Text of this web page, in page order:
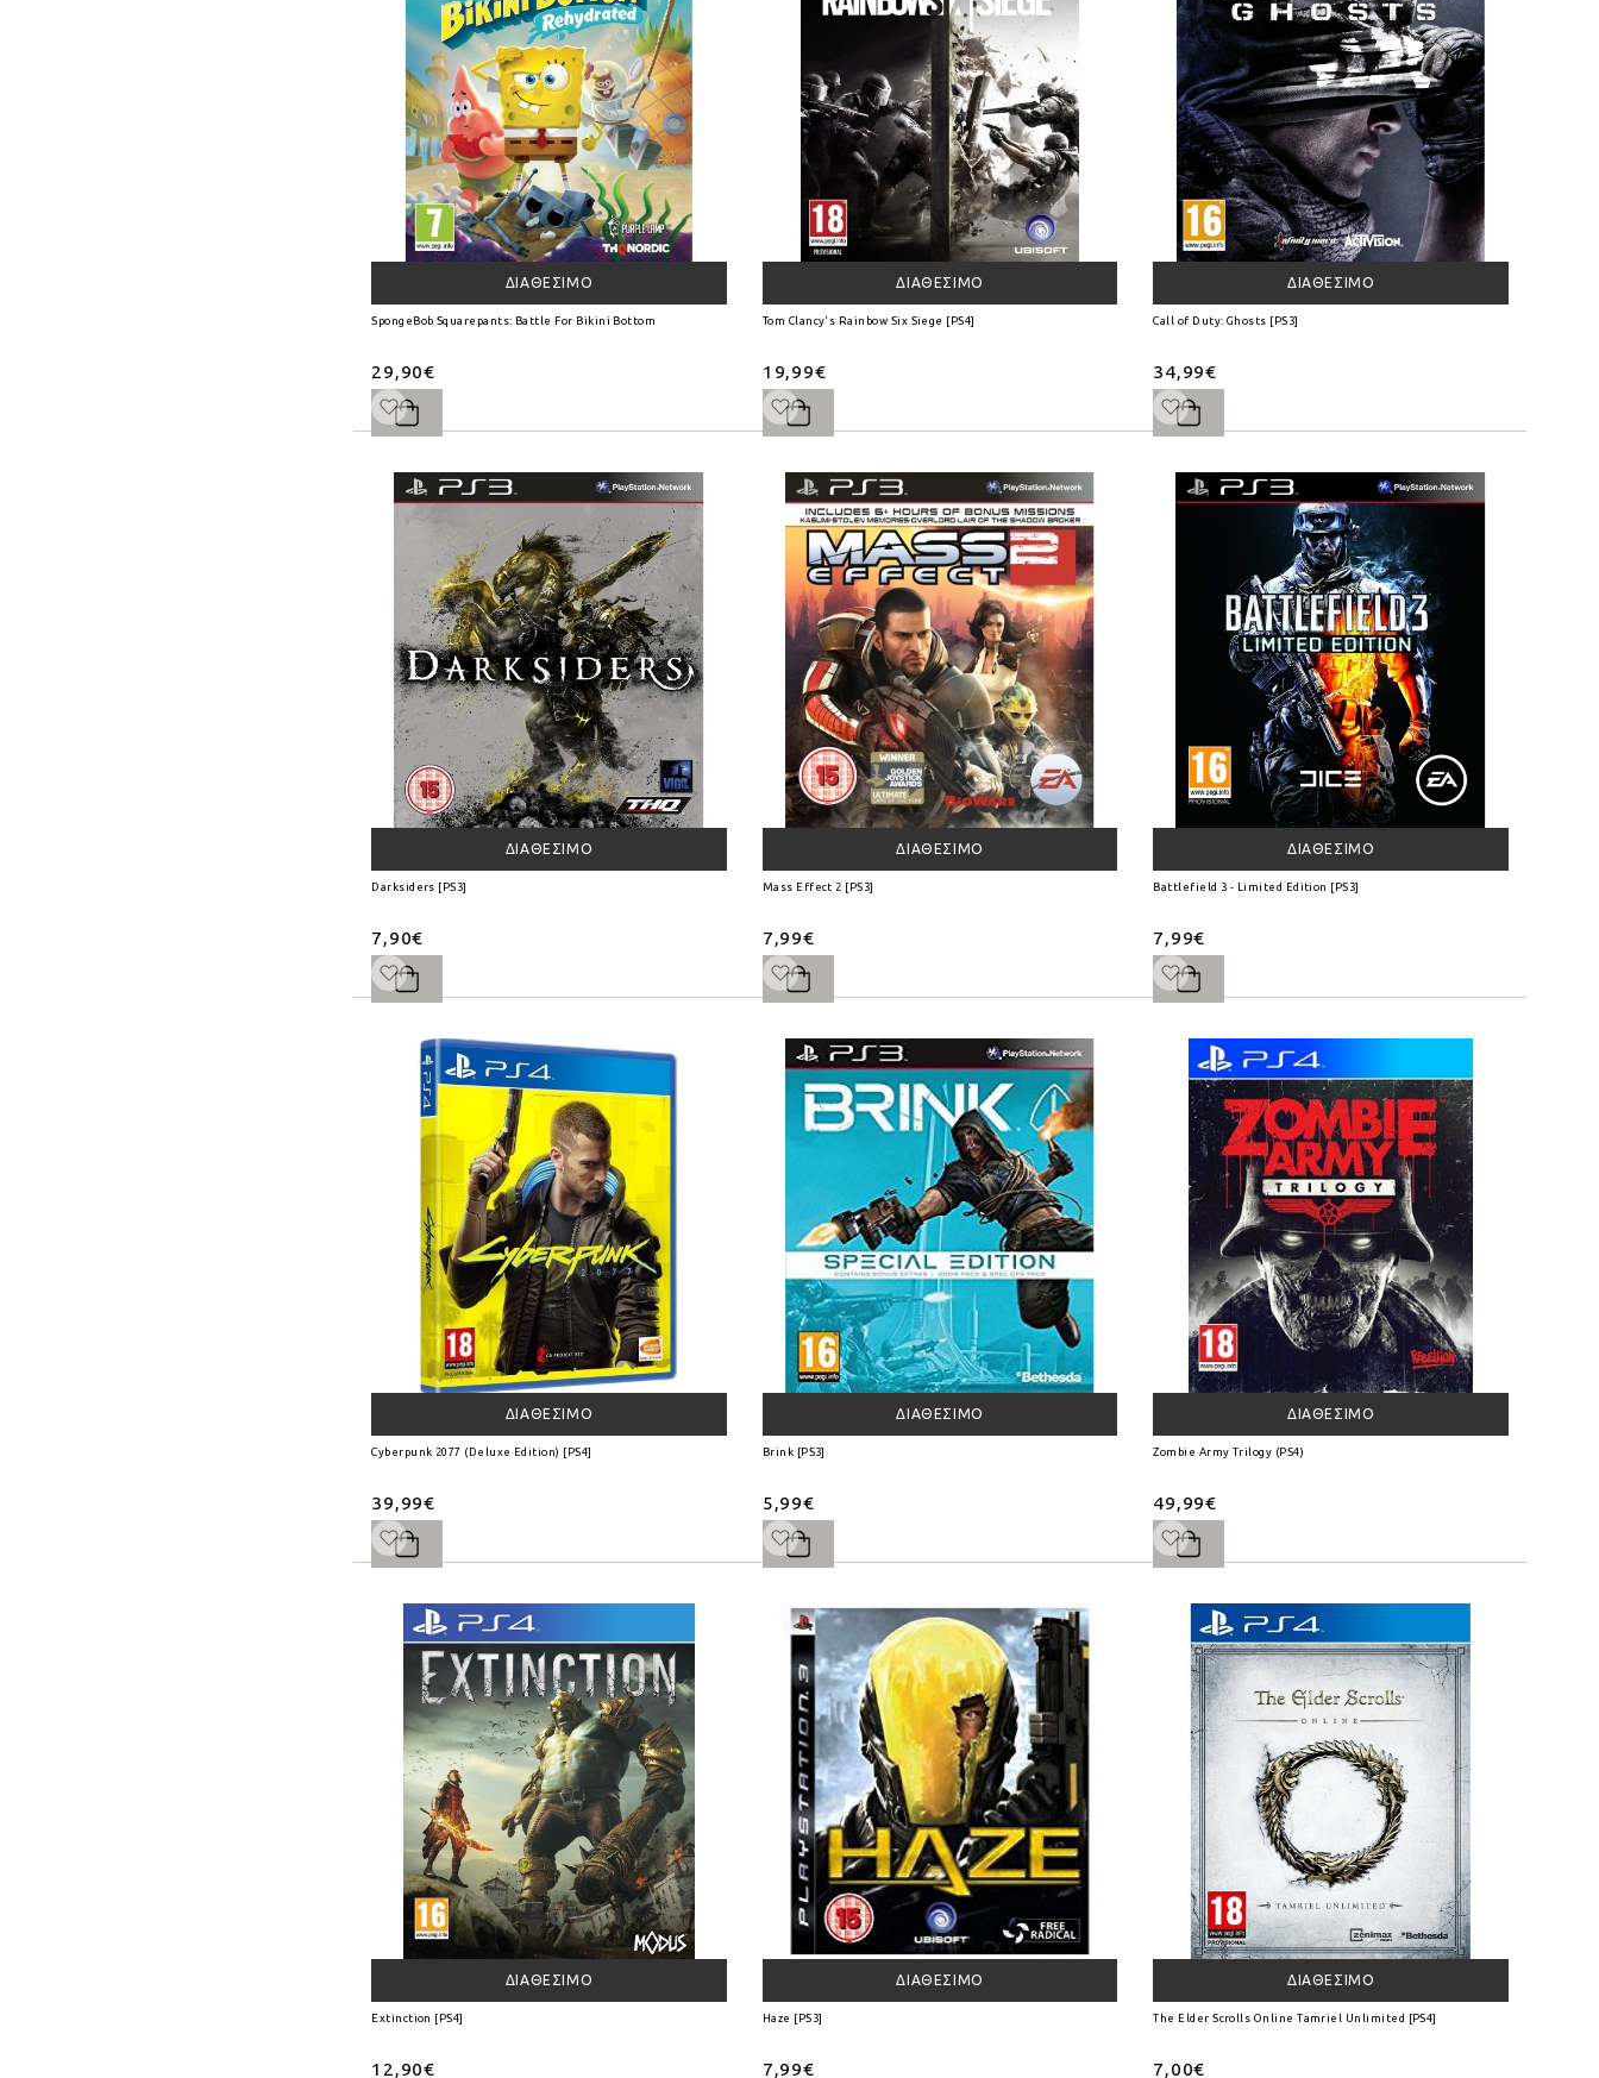
ΔΙΑΘΈΣΙΜΟ
SpongeBob Squarepants: Battle For Bikini Bottom - Rehydrated [PS4]
29,90€
ΔΙΑΘΈΣΙΜΟ
Tom Clancy's Rainbow Six Siege [PS4]
19,99€
ΔΙΑΘΈΣΙΜΟ
Call of Duty: Ghosts [PS3]
34,99€
ΔΙΑΘΈΣΙΜΟ
Darksiders [PS3]
7,90€
ΔΙΑΘΈΣΙΜΟ
Mass Effect 2 [PS3]
7,99€
ΔΙΑΘΈΣΙΜΟ
Battlefield 3 - Limited Edition [PS3]
7,99€
ΔΙΑΘΈΣΙΜΟ
Cyberpunk 2077 (Deluxe Edition) [PS4]
39,99€
ΔΙΑΘΈΣΙΜΟ
Brink [PS3]
5,99€
ΔΙΑΘΈΣΙΜΟ
Zombie Army Trilogy (PS4)
49,99€
ΔΙΑΘΈΣΙΜΟ
Extinction [PS4]
12,90€
ΔΙΑΘΈΣΙΜΟ
Haze [PS3]
7,99€
ΔΙΑΘΈΣΙΜΟ
The Elder Scrolls Online Tamriel Unlimited [PS4]
7,00€